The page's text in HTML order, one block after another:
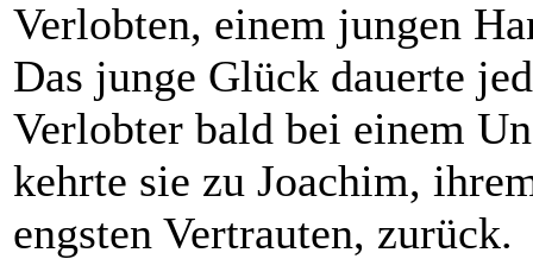
Verlobten, einem jungen
Das junge Glück dauerte
Verlobter bald bei einem
kehrte sie zu Joachim,
engsten Vertrauten, zurück.